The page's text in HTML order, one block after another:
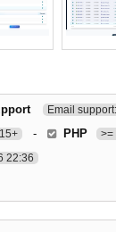
Email
- PHP >=
22:36